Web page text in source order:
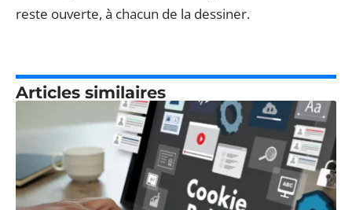
reste ouverte, à chacun de la dessiner.
Articles similaires